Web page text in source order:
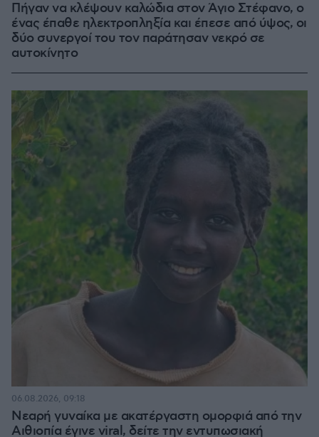
Πήγαν να κλέψουν καλώδια στον Άγιο Στέφανο, ο
ένας έπαθε ηλεκτροπληξία και έπεσε από ύψος, οι
δύο συνεργοί του τον παράτησαν νεκρό σε
αυτοκίνητο
Νεαρή γυναίκα με ακατέργαστη ομορφιά από την
Αιθιοπία έγινε viral, δείτε την εντυπωσιακή
06.08.2026, 09:18